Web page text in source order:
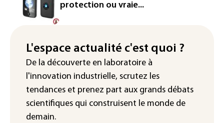
Dans les entrailles de Paris, un chantier
ferroviaire hors norme pour revitaliser
Meta se lance sur le marché des logiciels
écrits par l'IA, dominé par Anthropic et
OpenAI
protection ou vraie...
L'espace actualité c'est quoi ?
De la découverte en laboratoire à
l'innovation industrielle, scrutez les
tendances et prenez part aux grands débats
scientifiques qui construisent le monde de
demain.